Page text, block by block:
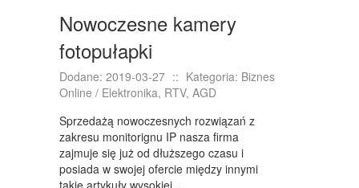
Nowoczesne kamery
fotopułapki
Dodane: 2019-03-27 :: Kategoria: Biznes
Online / Elektronika, RTV, AGD
Sprzedażą nowoczesnych rozwiązań z
zakresu monitorignu IP nasza firma
zajmuje się już od dłuższego czasu i
posiada w swojej ofercie między innymi